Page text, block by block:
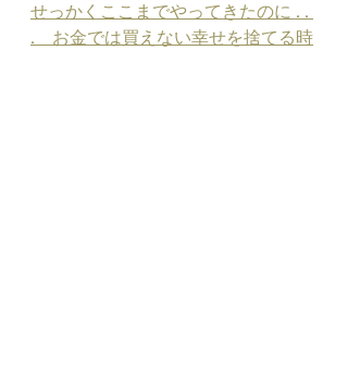
せっかくここまでやってきたのに . .
.　お金では買えない幸せを捨てる時